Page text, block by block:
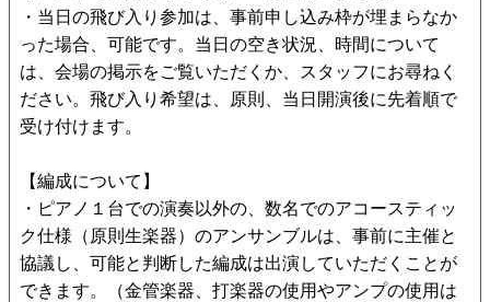
・当日の飛び入り参加は、事前申し込み枠が埋まらなか
った場合、可能です。当日の空き状況、時間について
は、会場の掲示をご覧いただくか、スタッフにお尋ねく
ださい。飛び入り希望は、原則、当日開演後に先着順で
受け付けます。
【編成について】
・ピアノ１台での演奏以外の、数名でのアコースティッ
ク仕様（原則生楽器）のアンサンブルは、事前に主催と
協議し、可能と判断した編成は出演していただくことが
できます。（金管楽器、打楽器の使用やアンプの使用は